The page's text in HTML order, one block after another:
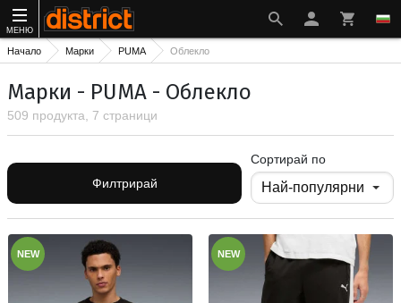
МЕНЮ
Начало Марки PUMA Облекло
Марки - PUMA - Облекло
509 продукта, 7 страници
Филтрирай
Сортирай по
NEW NEW